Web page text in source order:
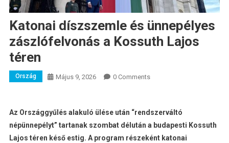
Katonai díszszemle és ünnepélyes
zászlófelvonás a Kossuth Lajos
téren
Ország Május 9, 2026 0 Comments
Az Országgyűlés alakuló ülése után “rendszerváltó
népünnepélyt” tartanak szombat délután a budapesti Kossuth
Lajos téren késő estig. A program részeként katonai